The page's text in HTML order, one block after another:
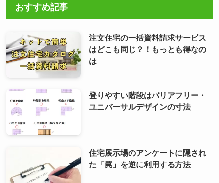
おすすめ記事
注文住宅の一括資料請求サービス
はどこも同じ？！もっとも得なの
は
登りやすい階段はバリアフリー・
ユニバーサルデザインの寸法
住宅展示場のアンケートに隠され
た「罠」を逆に利用する方法